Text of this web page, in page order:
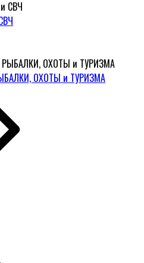
ОХОТЫ и ТУРИЗМА